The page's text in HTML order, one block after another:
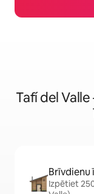
Tafí del
Brīvdienu
Izpētiet